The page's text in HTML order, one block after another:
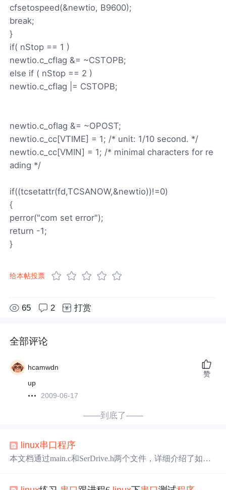
cfsetospeed(&newtio, B9600);
break;
}
if( nStop == 1 )
newtio.c_cflag &= ~CSTOPB;
else if ( nStop == 2 )
newtio.c_cflag |= CSTOPB;
newtio.c_oflag &= ~OPOST;
newtio.c_cc[VTIME] = 1; /* unit: 1/10 second. */
newtio.c_cc[VMIN] = 1; /* minimal characters for re
ading */
if((tcsetattr(fd,TCSANOW,&newtio))!=0)
{
perror("com set error");
return -1;
}
给本帖投票
65 2 打赏
全部评论
hcamwdn
up
2009-06-17
赞
——到底了——
linux串口程序
本文档通过main.c和SerDrive.h两个文件，详细介绍了如何